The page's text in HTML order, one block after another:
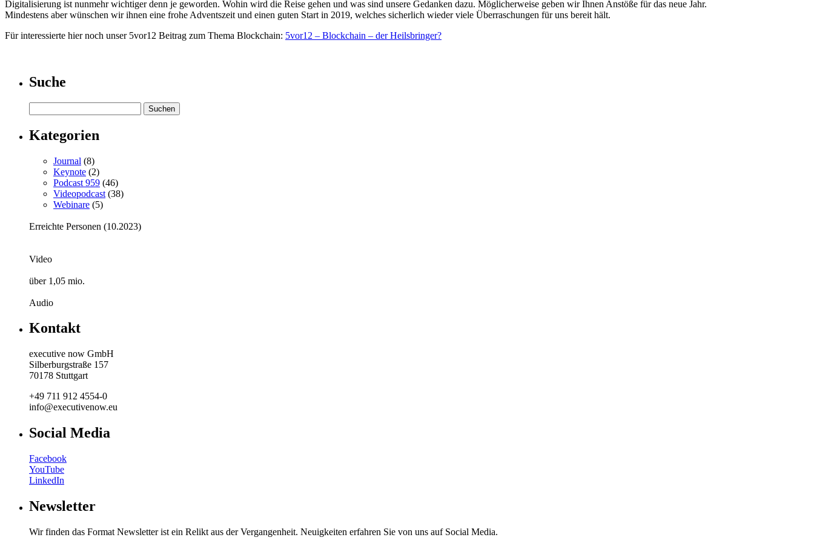
Digitalisierung ist nunmehr wichtiger denn je geworden. Wohin wird die Reise gehen und was sind unsere Gedanken dazu. Möglicherweise geben wir Ihnen Anstöße für das neue Jahr.
Mindestens aber wünschen wir ihnen eine frohe Adventszeit und einen guten Start in 2019, welches sicherlich wieder viele Überraschungen für uns bereit hält.
Für interessierte hier noch unser 5vor12 Beitrag zum Thema Blockchain: 5vor12 – Blockchain – der Heilsbringer?
Suche
Kategorien
Journal (8)
Keynote (2)
Podcast 959 (46)
Videopodcast (38)
Webinare (5)
Erreichte Personen (10.2023)
Video
über 1,05 mio.
Audio
Kontakt
executive now GmbH
Silberburgstraße 157
70178 Stuttgart
+49 711 912 4554-0
info@executivenow.eu
Social Media
Facebook
YouTube
LinkedIn
Newsletter
Wir finden das Format Newsletter ist ein Relikt aus der Vergangenheit. Neuigkeiten erfahren Sie von uns auf Social Media.